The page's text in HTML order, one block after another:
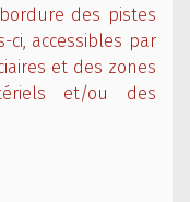
des pistes
ci, accessibles par
et des zones
et/ou des